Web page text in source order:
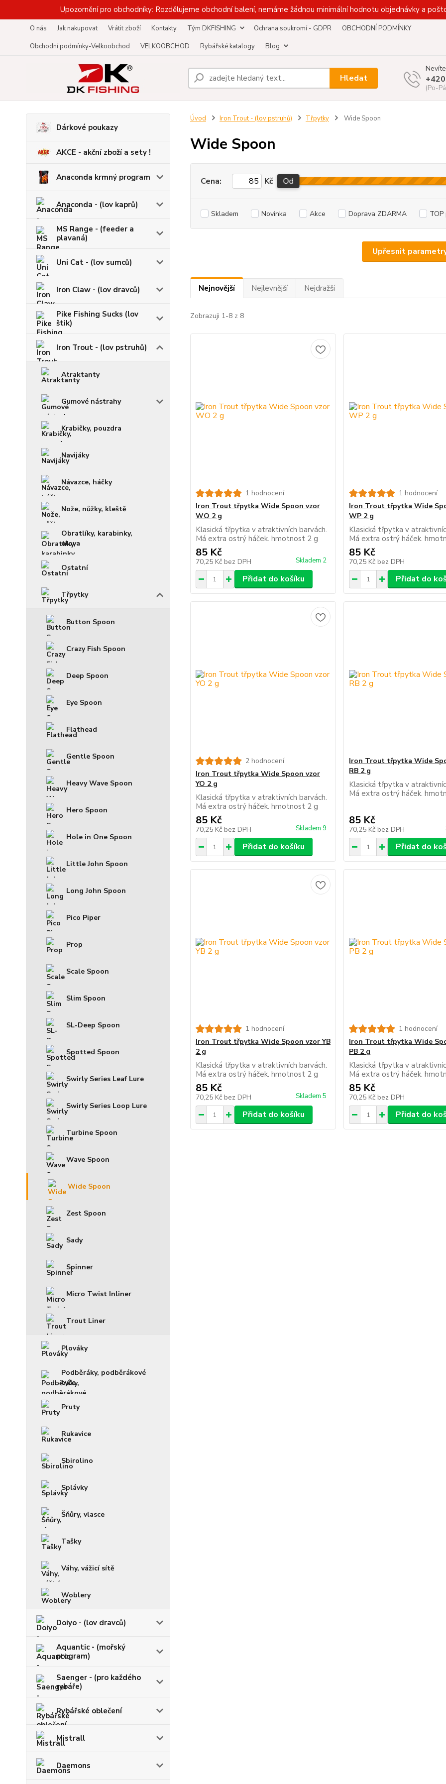
Upozornění pro obchodníky: Rozdělujeme obchodní balení, nemáme žádnou minimální hodnotu objednávky a
O nás Jak nakupovat Vrátit zboží Kontakty Tým DKFISHING Ochrana soukromí - GDPR
OBCHODNÍ PODMÍNKY
Obchodní podmínky-Velkoobchod
VELKOOBCHOD Rybářské katalogy Blog
Hledat
(Po-
Dárkové poukazy
AKCE - akční zboží a sety !
Anaconda krmný program
Anaconda - (lov kaprů)
MS Range - (feeder a
plavaná)
Uni Cat - (lov sumců)
Iron Claw - (lov dravců)
Pike Fishing Sucks (lov
štik)
Iron Trout - (lov pstruhů)
Atraktanty
Gumové nástrahy
Krabičky, pouzdra
Navijáky
Návazce, háčky
Nože, nůžky, kleště
Obratlíky, karabinky,
olova
Ostatní
Třpytky
Button Spoon
Crazy Fish Spoon
Deep Spoon
Eye Spoon
Flathead
Gentle Spoon
Heavy Wave Spoon
Hero Spoon
Hole in One Spoon
Little John Spoon
Long John Spoon
Pico Piper
Prop
Scale Spoon
Slim Spoon
SL-Deep Spoon
Spotted Spoon
Swirly Series Leaf Lure
Swirly Series Loop Lure
Turbine Spoon
Wave Spoon
Wide Spoon
Zest Spoon
Sady
Spinner
Micro Twist Inliner
Trout Liner
Plováky
Podběráky, podběrákové
tyče
Pruty
Rukavice
Sbirolino
Splávky
Šňůry, vlasce
Tašky
Váhy, vážicí sítě
Woblery
Doiyo - (lov dravců)
Aquantic - (mořský
program)
Saenger - (pro každého
rybáře)
Rybářské oblečení
Mistrall
Daemons
Úvod Iron Trout - (lov pstruhů) Třpytky Wide Spoon
Wide Spoon
Upřesnit
Cena: Kč Od
Skladem Novinka Akce Doprava ZDARMA
Nejnovější Nejlevnější Nejdražší
Zobrazuji 1-8 z 8
1 hodnocení
Iron Trout třpytka Wide Spoon vzor
WO 2 g
Klasická třpytka v atraktivních barvách.
Má extra ostrý háček. hmotnost 2 g
85 Kč
70,25 Kč bez DPH Skladem 2
Přidat do košíku
1 hodnocení
Iron Trout třpytka Wide
WP 2 g
Klasická třpytka v
Má extra ostrý háček.
85 Kč
70,25 Kč bez DPH
Přidat do
2 hodnocení
Iron Trout třpytka Wide Spoon vzor
YO 2 g
Klasická třpytka v atraktivních barvách.
Má extra ostrý háček. hmotnost 2 g
85 Kč
70,25 Kč bez DPH Skladem 9
Přidat do košíku
Iron Trout třpytka Wide
RB 2 g
Klasická třpytka v
Má extra ostrý háček.
85 Kč
70,25 Kč bez DPH
Přidat do
1 hodnocení
Iron Trout třpytka Wide Spoon vzor YB
2 g
Klasická třpytka v atraktivních barvách.
Má extra ostrý háček. hmotnost 2 g
85 Kč
70,25 Kč bez DPH Skladem 5
Přidat do košíku
1 hodnocení
Iron Trout třpytka Wide
PB 2 g
Klasická třpytka v
Má extra ostrý háček.
85 Kč
70,25 Kč bez DPH
Přidat do